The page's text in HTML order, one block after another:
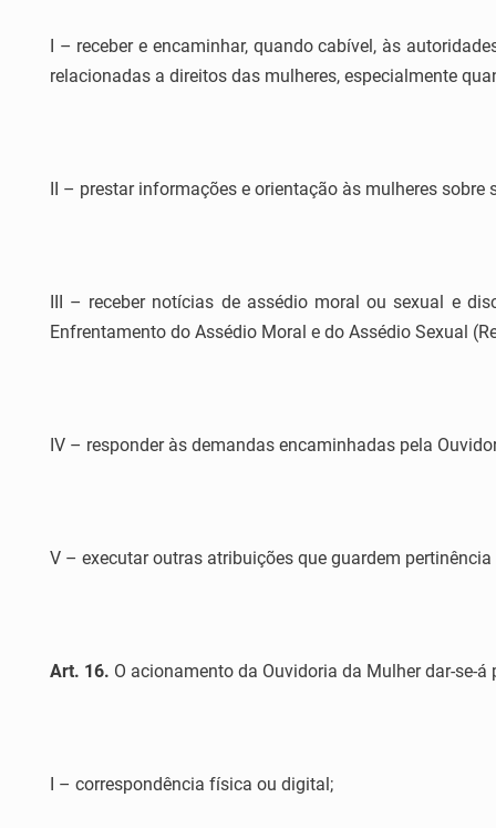
I – receber e encaminhar, quando cabível, às
relacionadas a direitos das mulheres, especialmente
II – prestar informações e orientação às mulheres
III – receber notícias de assédio moral ou sexual e
Enfrentamento do Assédio Moral e do Assédio Sexual
IV – responder às demandas encaminhadas pela
V – executar outras atribuições que guardem
Art. 16. O acionamento da Ouvidoria da Mulher dar-se-
I – correspondência física ou digital;